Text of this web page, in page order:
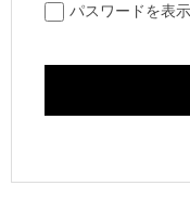
パスワードを表